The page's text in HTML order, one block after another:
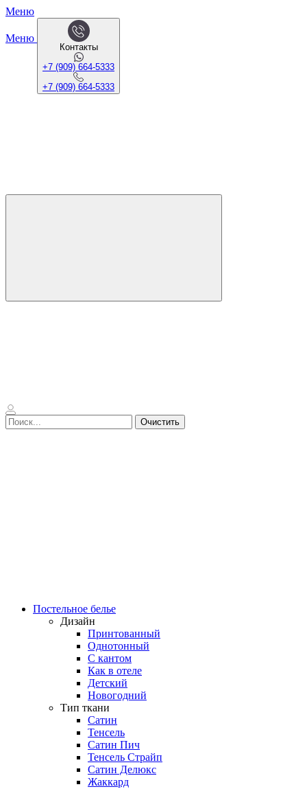
Меню
Меню
Контакты
+7 (909) 664-5333
+7 (909) 664-5333
Очистить
Постельное белье
Дизайн
Принтованный
Однотонный
С кантом
Как в отеле
Детский
Новогодний
Тип ткани
Сатин
Тенсель
Сатин Пич
Тенсель Страйп
Сатин Делюкс
Жаккард